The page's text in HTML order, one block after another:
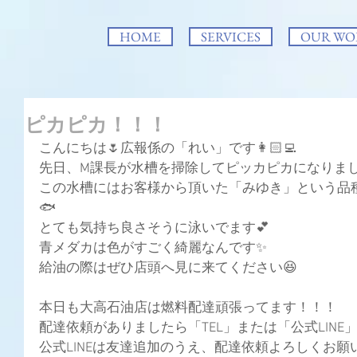
HOME SERVICES OUR
ピカピカ！！！
こんにちは🌷広報係の「れい」です👩🏻‍💻
先日、M課長が水槽を掃除してピッカピカになりま
この水槽にはお客様から頂いた「みゆき」という
🐟
とても気持ち良さそうに泳いでます💕
青メダカは色がすごく綺麗なんです✨
給油の際はぜひ店頭へ見に来てください😆
本日も大高石油店は燃料配達頑張ってます！！！
配達依頼がありましたら「TEL」または「公式LINE
公式LINEは友達追加のうえ、配達依頼よろしくお願